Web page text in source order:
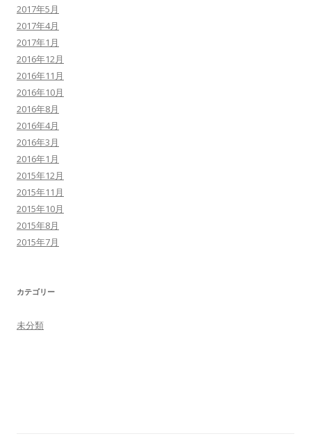
2017年5月
2017年4月
2017年1月
2016年12月
2016年11月
2016年10月
2016年8月
2016年4月
2016年3月
2016年1月
2015年12月
2015年11月
2015年10月
2015年8月
2015年7月
カテゴリー
未分類